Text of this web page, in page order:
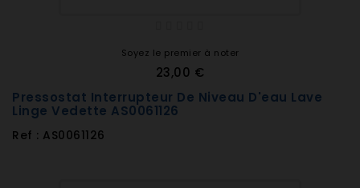
Soyez le premier à noter
23,00 €
Pressostat Interrupteur De Niveau D'eau Lave
Linge Vedette AS0061126
Ref : AS0061126